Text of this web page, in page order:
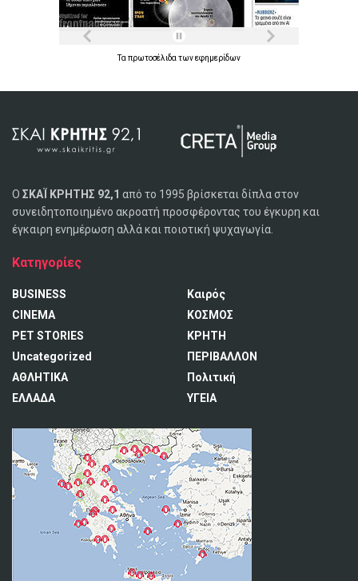
Τα πρωτοσέλιδα τωνεφημερίδων
Ο ΣΚΑΪ ΚΡΗΤΗΣ 92,1 από το 1995 βρίσκεται δίπλα στον
συνειδητοποιημένο ακροατή προσφέροντας του έγκυρη και
έγκαιρη ενημέρωση αλλά και ποιοτική ψυχαγωγία.
Κατηγορίες
BUSINESS
CINEMA
PET STORIES
Uncategorized
ΑΘΛΗΤΙΚΑ
ΕΛΛΑΔΑ
Καιρός
ΚΟΣΜΟΣ
ΚΡΗΤΗ
ΠΕΡΙΒΑΛΛΟΝ
Πολιτική
ΥΓΕΙΑ